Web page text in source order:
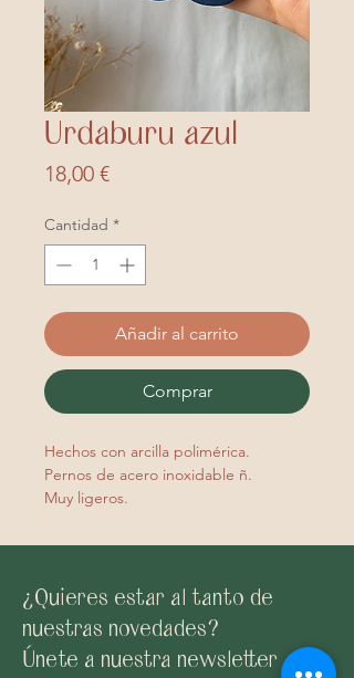
Urdaburu azul
18,00 €Precio
Cantidad *
Añadir al carrito
Comprar
Hechos con arcilla polimérica.
Pernos de acero inoxidable ñ.
Muy ligeros.
¿Quieres estar al tanto de
nuestras novedades?
Únete a nuestra newsletter